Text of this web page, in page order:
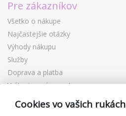
Pre zákazníkov
Všetko o nákupe
Najčastejšie otázky
Výhody nákupu
Služby
Doprava a platba
Vrátenie a výmena tovaru
Reklamácia
Darčekové poukážky
Cookies vo vašich rukách